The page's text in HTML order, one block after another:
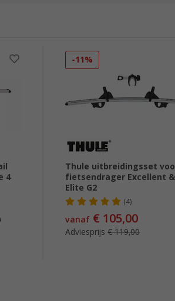
4
-11%
Thule uitbreidingsset
fietsendrager Excellent &
Elite G2
(4)
vanaf € 105,00
Adviesprijs€ 119,00